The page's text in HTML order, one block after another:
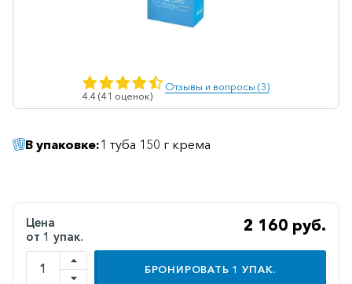
Гематологические
Гинекология
Дерматологические
Диабетические
4.4 (41 оценок)
Отзывы и вопросы (3)
В упаковке:1 туба 150 г крема
Цена
от 1 упак.
2 160 руб.
БРОНИРОВАТЬ 1 УПАК.